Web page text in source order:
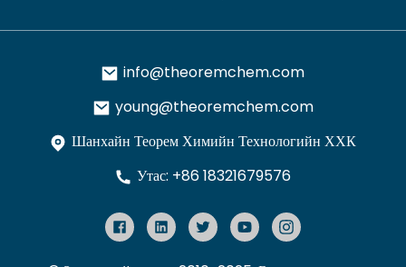
info@theoremchem.com
young@theoremchem.com
Шанхайн Теорем Химийн Технологийн ХХК
Утас: +86 18321679576